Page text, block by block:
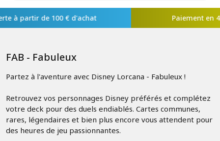
Paiement en 4x disponible avec
FAB - Fabuleux
Partez à l'aventure avec Disney Lorcana - Fabuleux !
Retrouvez vos personnages Disney préférés et complétez
votre deck pour des duels endiablés. Cartes communes,
rares, légendaires et bien plus encore vous attendent pour
des heures de jeu passionnantes.